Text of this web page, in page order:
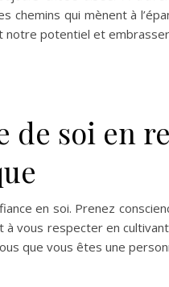
chemins qui mènent à
potentiel et
de soi en
en soi. Prenez
vous respecter en
que vous êtes une